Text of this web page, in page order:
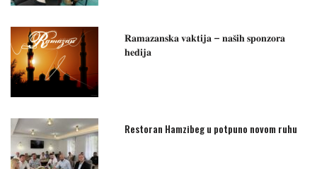
𝐑𝐚𝐦𝐚𝐳𝐚𝐧𝐬𝐤𝐚 𝐯𝐚𝐤𝐭𝐢𝐣𝐚 – 𝐧𝐚𝐬̌𝐢𝐡 𝐬𝐩𝐨𝐧𝐳𝐨𝐫𝐚
𝐡𝐞𝐝𝐢𝐣𝐚
Restoran Hamzibeg u potpuno novom ruhu